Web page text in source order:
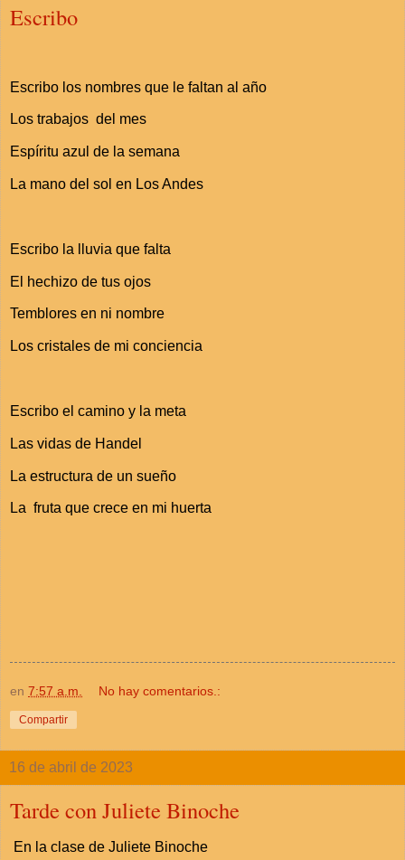
Escribo
Escribo los nombres que le faltan al año
Los trabajos del mes
Espíritu azul de la semana
La mano del sol en Los Andes
Escribo la lluvia que falta
El hechizo de tus ojos
Temblores en ni nombre
Los cristales de mi conciencia
Escribo el camino y la meta
Las vidas de Handel
La estructura de un sueño
La fruta que crece en mi huerta
en 7:57 a.m. No hay comentarios.:
Compartir
16 de abril de 2023
Tarde con Juliete Binoche
En la clase de Juliete Binoche